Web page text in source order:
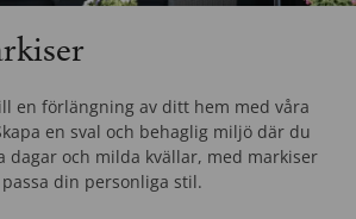
en förlängning av ditt hem med våra
en sval och behaglig miljö där du
dagar och milda kvällar, med markiser
din personliga stil.